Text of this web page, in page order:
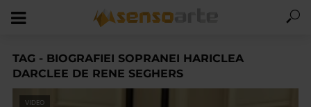
TAG - BIOGRAFIEI SOPRANEI HARICLEA
DARCLEE DE RENE SEGHERS
VIDEO